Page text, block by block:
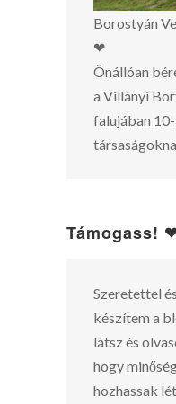
Borostyán
❤
Önállóan
a Villányi
falujában
Támogass!
Szeretettel
készítem a
látsz és
hogy
hozhassak